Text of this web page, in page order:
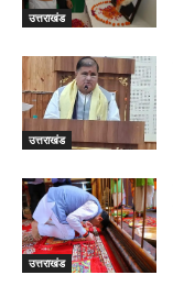
उत्तराखंड
उत्तराखंड
उत्तराखंड